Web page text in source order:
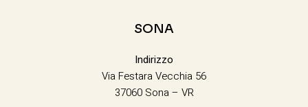
SONA
Indirizzo
Via Festara Vecchia 56
37060 Sona – VR